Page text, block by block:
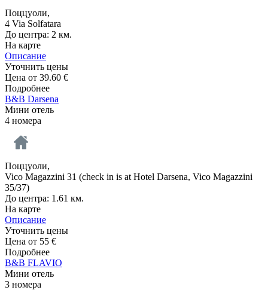
Поццуоли,
4 Via Solfatara
До центра: 2 км.
На карте
Описание
Уточнить цены
Цена от 39.60 €
Подробнее
B&B Darsena
Мини отель
4 номера
Поццуоли,
Vico Magazzini 31 (check in is at Hotel Darsena, Vico Magazzini
35/37)
До центра: 1.61 км.
На карте
Описание
Уточнить цены
Цена от 55 €
Подробнее
B&B FLAVIO
Мини отель
3 номера